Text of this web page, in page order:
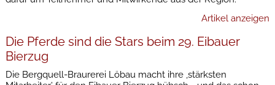
Artikel anzeigen
Die Pferde sind die Stars beim 29. Eibauer
Bierzug
Die Bergquell-Braurerei Löbau macht ihre ,stärksten